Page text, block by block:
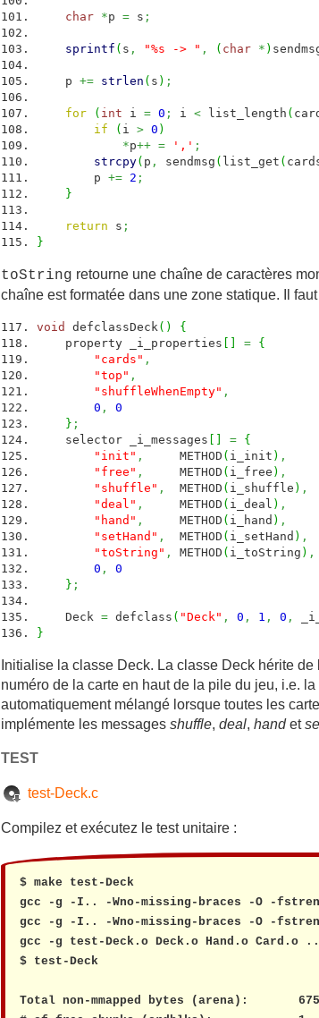
char *p = s ;
sprintf ( s , "%s -> " , ( char * )
p += strlen ( s ) ;
for ( int i = 0 ; i < list_length (
if
( i > 0 )
*p++ = ',' ;
strcpy( p , sendmsg ( list_get (
p += 2 ;
}
return s ;
}
toString retourne une chaîne de caractères
chaîne est formatée dans une zone statique. Il
void defclassDeck( )
{
property _i_properties
= {
"cards" ,
"top" ,
"shuffleWhenEmpty" ,
0 ,
0
} ;
selector _i_messages
= {
"init" , METHOD ( i_init ) ,
"free" , METHOD ( i_free ) ,
"shuffle" , METHOD ( i_shuffle ) ,
"deal" , METHOD ( i_deal ) ,
"hand" , METHOD ( i_hand ) ,
"setHand" , METHOD ( i_setHand ) ,
"toString" , METHOD ( i_toString ) ,
0 ,
0
} ;
Deck = defclass ( "Deck" , 0 , 1 , 0 ,
}
Initialise la classe Deck. La classe Deck hérite
numéro de la carte en haut de la pile du jeu, i.e.
automatiquement mélangé lorsque toutes les
implémente les messages shuffle, deal, handet
TEST
test-Deck.c
Compilez et exécutez le test unitaire :
$ make test-Deck
gcc -g -I.. -Wno-missing-braces -O -
gcc -g -I.. -Wno-missing-braces -O -
gcc -g test-Deck.o Deck.o Hand.o
$ test-Deck
Total non-mmapped bytes (arena):